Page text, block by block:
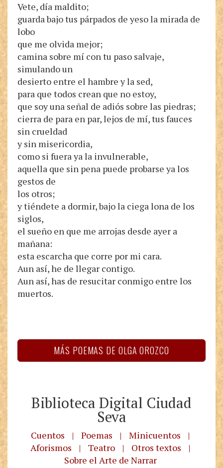
Vete, día maldito;
guarda bajo tus párpados de yeso la mirada de
lobo
que me olvida mejor;
camina sobre mí con tu paso salvaje,
simulando un
desierto entre el hambre y la sed,
para que todos crean que no estoy,
que soy una señal de adiós sobre las piedras;
cierra de para en par, lejos de mí, tus fauces
sin crueldad
y sin misericordia,
como si fuera ya la invulnerable,
aquella que sin pena puede probarse ya los
gestos de
los otros;
y tiéndete a dormir, bajo la ciega lona de los
siglos,
el sueño en que me arrojas desde ayer a
mañana:
esta escarcha que corre por mi cara.
Aun así, he de llegar contigo.
Aun así, has de resucitar conmigo entre los
muertos.
MÁS POEMAS DE OLGA OROZCO
Biblioteca Digital Ciudad
Seva
Cuentos | Poemas | Minicuentos
|
Aforismos
| Teatro | Otros textos
|
Sobre el Arte de Narrar